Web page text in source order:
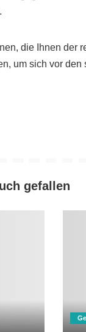
die Ihnen der
um sich vor
gefallen